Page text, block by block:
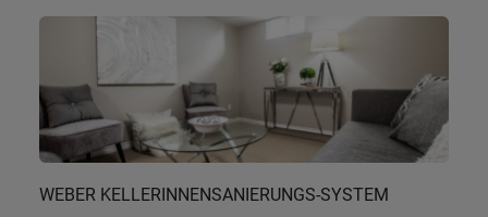
WEBER KELLERINNENSANIERUNGS-SYSTEM